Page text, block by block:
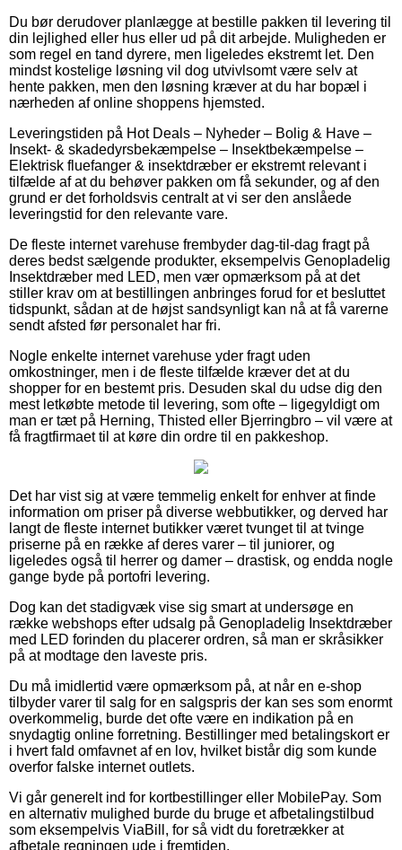
Du bør derudover planlægge at bestille pakken til levering til
din lejlighed eller hus eller ud på dit arbejde. Muligheden er
som regel en tand dyrere, men ligeledes ekstremt let. Den
mindst kostelige løsning vil dog utvivlsomt være selv at
hente pakken, men den løsning kræver at du har bopæl i
nærheden af online shoppens hjemsted.
Leveringstiden på Hot Deals – Nyheder – Bolig & Have –
Insekt- & skadedyrsbekæmpelse – Insektbekæmpelse –
Elektrisk fluefanger & insektdræber er ekstremt relevant i
tilfælde af at du behøver pakken om få sekunder, og af den
grund er det forholdsvis centralt at vi ser den anslåede
leveringstid for den relevante vare.
De fleste internet varehuse frembyder dag-til-dag fragt på
deres bedst sælgende produkter, eksempelvis Genopladelig
Insektdræber med LED, men vær opmærksom på at det
stiller krav om at bestillingen anbringes forud for et besluttet
tidspunkt, sådan at de højst sandsynligt kan nå at få varerne
sendt afsted før personalet har fri.
Nogle enkelte internet varehuse yder fragt uden
omkostninger, men i de fleste tilfælde kræver det at du
shopper for en bestemt pris. Desuden skal du udse dig den
mest letkøbte metode til levering, som ofte – ligegyldigt om
man er tæt på Herning, Thisted eller Bjerringbro – vil være at
få fragtfirmaet til at køre din ordre til en pakkeshop.
Det har vist sig at være temmelig enkelt for enhver at finde
information om priser på diverse webbutikker, og derved har
langt de fleste internet butikker været tvunget til at tvinge
priserne på en række af deres varer – til juniorer, og
ligeledes også til herrer og damer – drastisk, og endda nogle
gange byde på portofri levering.
Dog kan det stadigvæk vise sig smart at undersøge en
række webshops efter udsalg på Genopladelig Insektdræber
med LED forinden du placerer ordren, så man er skråsikker
på at modtage den laveste pris.
Du må imidlertid være opmærksom på, at når en e-shop
tilbyder varer til salg for en salgspris der kan ses som enormt
overkommelig, burde det ofte være en indikation på en
snydagtig online forretning. Bestillinger med betalingskort er
i hvert fald omfavnet af en lov, hvilket bistår dig som kunde
overfor falske internet outlets.
Vi går generelt ind for kortbestillinger eller MobilePay. Som
en alternativ mulighed burde du bruge et afbetalingstilbud
som eksempelvis ViaBill, for så vidt du foretrækker at
afbetale regningen ude i fremtiden.